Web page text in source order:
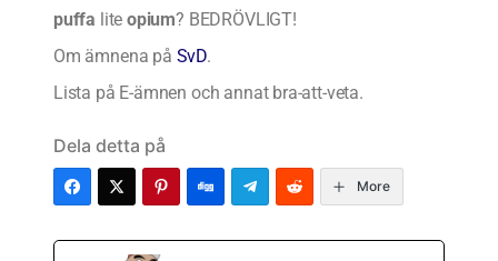
puffa liteopium? BEDRÖVLIGT!
Om ämnena på SvD.
Lista på E-ämnen och annat bra-att-veta.
Dela detta på
More